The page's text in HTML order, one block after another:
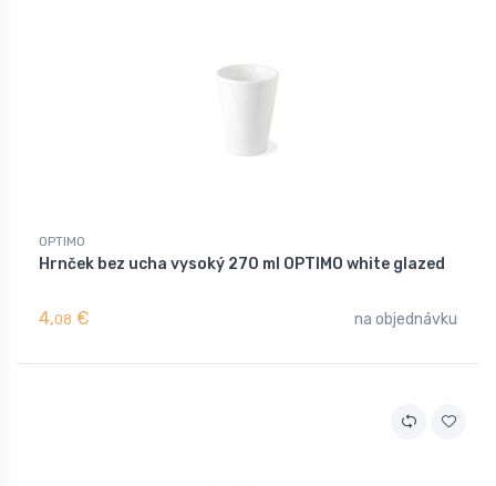
OPTIMO
Hrnček bez ucha vysoký 270 ml OPTIMO white glazed
4,08 € na objednávku